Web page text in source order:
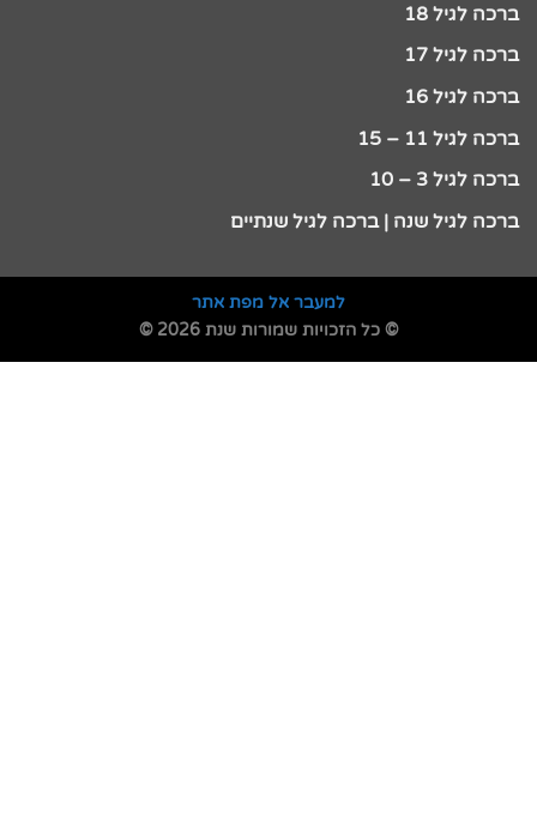
ברכה לגיל 18
ברכה לגיל 17
ברכה לגיל 16
ברכה לגיל 11 – 15
ברכה לגיל 3 – 10
ברכה לגיל שנה | ברכה לגיל שנתיים
למעבר אל מפת אתר
© כל הזכויות שמורות שנת 2026 ©